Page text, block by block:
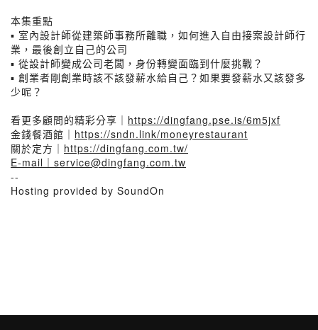
本集重點
▪ 室內設計師從建築師事務所離職，如何進入自由接案設計師行
業，最後創立自己的公司
▪ 從設計師變成公司老闆，身份轉變面臨到什麼挑戰？
▪ 創業者剛創業時該不該發薪水給自己？如果要發薪水又該發多
少呢？
看更多顧問的精彩分享｜ https://dingfang.pse.is/6m5jxf
金錢餐酒館｜ https://sndn.link/moneyrestaurant
關於定方｜ https://dingfang.com.tw/
E-mail｜service@dingfang.com.tw
--
Hosting provided by SoundOn